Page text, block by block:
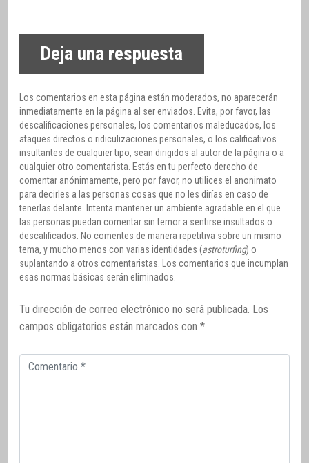
Deja una respuesta
Los comentarios en esta página están moderados, no aparecerán
inmediatamente en la página al ser enviados. Evita, por favor, las
descalificaciones personales, los comentarios maleducados, los
ataques directos o ridiculizaciones personales, o los calificativos
insultantes de cualquier tipo, sean dirigidos al autor de la página o a
cualquier otro comentarista. Estás en tu perfecto derecho de
comentar anónimamente, pero por favor, no utilices el anonimato
para decirles a las personas cosas que no les dirías en caso de
tenerlas delante. Intenta mantener un ambiente agradable en el que
las personas puedan comentar sin temor a sentirse insultados o
descalificados. No comentes de manera repetitiva sobre un mismo
tema, y mucho menos con varias identidades (astroturfing) o
suplantando a otros comentaristas. Los comentarios que incumplan
esas normas básicas serán eliminados.
Tu dirección de correo electrónico no será publicada. Los
campos obligatorios están marcados con *
Comentario